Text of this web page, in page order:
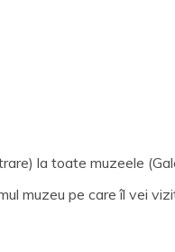
la toate muzeele
muzeu pe care îl vei